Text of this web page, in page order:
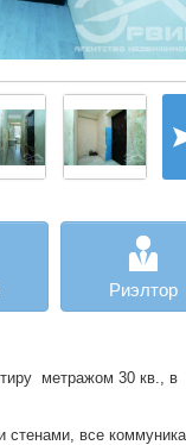
Риэлтор
метражом 30 кв., в
все